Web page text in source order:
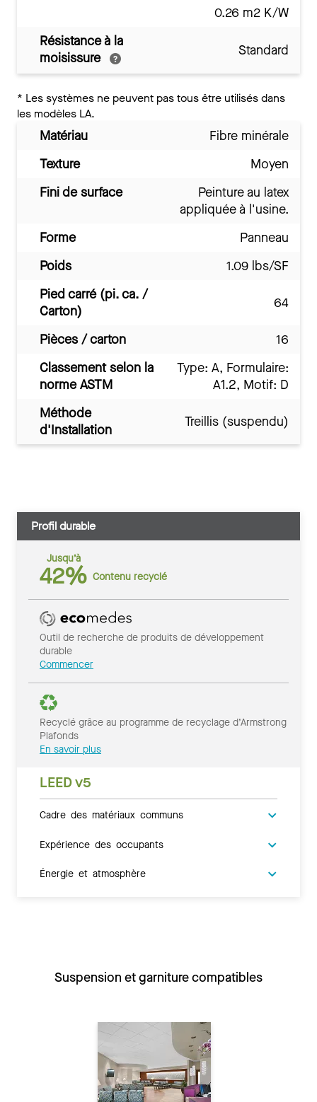
0.26 m2 K/W
Résistance à la
moisissure
Standard
* Les systèmes ne peuvent pas tous être utilisés dans
les modèles LA.
Matériau
Fibre minérale
Texture
Moyen
Fini de surface
Peinture au latex
appliquée à l'usine.
Forme
Panneau
Poids
1.09 lbs/SF
Pied carré (pi. ca. /
Carton)
64
Pièces / carton
16
Classement selon la
norme ASTM
Type: A, Formulaire:
A1.2, Motif: D
Méthode
d'Installation
Treillis (suspendu)
Profil durable
Jusqu’à
42% Contenu recyclé
Outil de recherche de produits de développement
durable
Commencer
Recyclé grâce au programme de recyclage d’Armstrong
Plafonds
En savoir plus
LEED v5
Cadre des matériaux communs
Expérience des occupants
Énergie et atmosphère
Suspension et garniture compatibles